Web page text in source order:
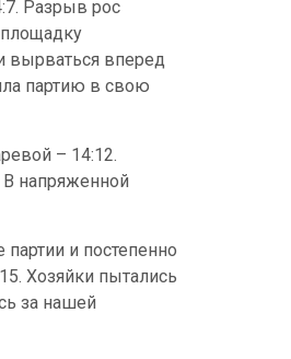
Разрыв рос
вырваться вперед
партию в свою
– 14:12.
В напряженной
и постепенно
Хозяйки пытались
за нашей